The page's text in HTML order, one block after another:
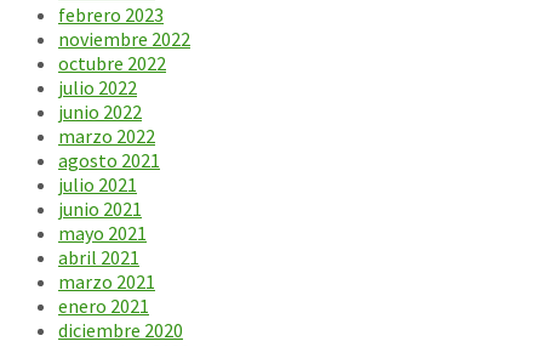
febrero 2023
noviembre 2022
octubre 2022
julio 2022
junio 2022
marzo 2022
agosto 2021
julio 2021
junio 2021
mayo 2021
abril 2021
marzo 2021
enero 2021
diciembre 2020